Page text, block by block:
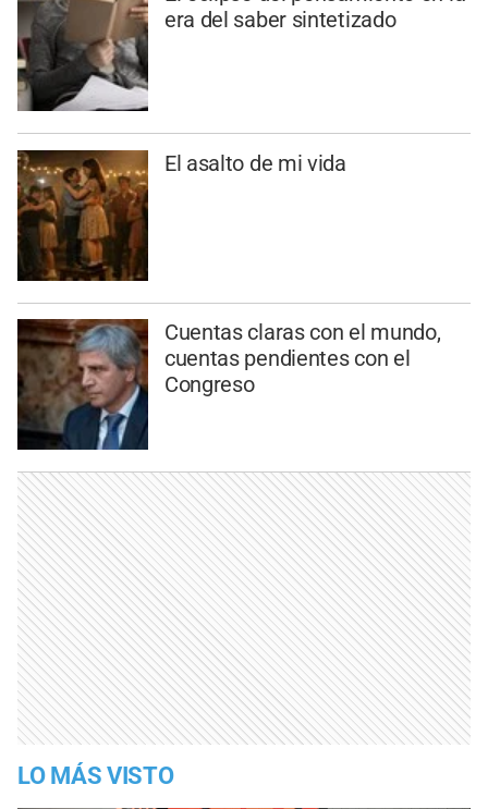
era del saber sintetizado
El asalto de mi vida
Cuentas claras con el mundo,
cuentas pendientes con el
Congreso
LO MÁS VISTO